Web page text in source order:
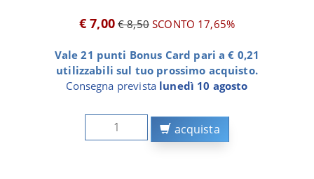
€ 7,00 € 8,50SCONTO 17,65%
Vale 21 punti Bonus Card pari a € 0,21
utilizzabili sul tuo prossimo acquisto.
Consegna prevista lunedì 10 agosto
acquista